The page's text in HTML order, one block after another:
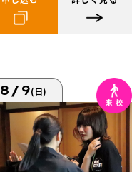
8/9(日)